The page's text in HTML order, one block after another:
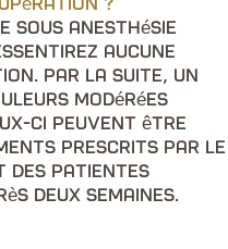
sous anesthésie
aucune
Par la suite, un
modérées
ci peuvent être
prescrits par le
des patientes
deux semaines.